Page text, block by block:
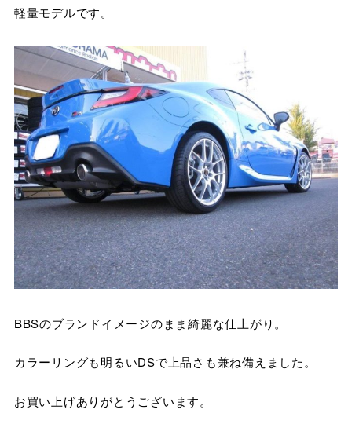
軽量モデルです。
BBSのブランドイメージのまま綺麗な仕上がり。
カラーリングも明るいDSで上品さも兼ね備えました。
お買い上げありがとうございます。